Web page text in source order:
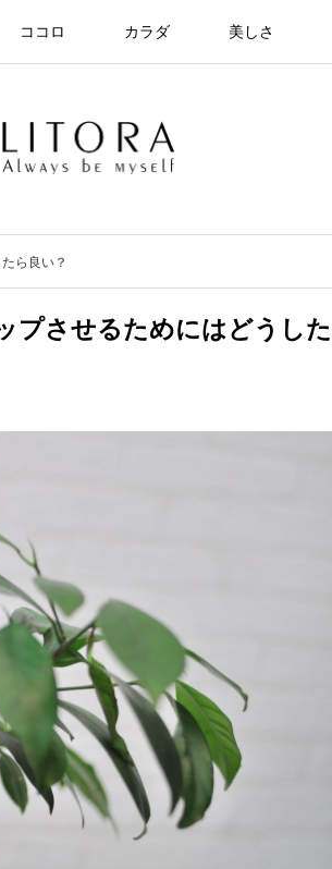
ココロ カラダ 美しさ
ら良い？
プさせるためにはどうした